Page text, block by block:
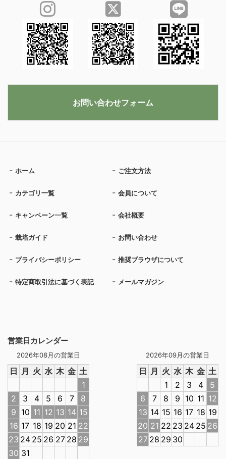
営業日カレンダー
2026年08月の営業日
日 月 火 水 木 金 土
1
2
3 4 5 6 7
8
9 10 11 12 13 14 15
16 17 18 19 20 21 22
23 24 25 26 27 28 29
30 31
2026年09月の営業日
日 月 火 水 木 金 土
1
2 3 4
5
6
7 8 9 10 11 12
13 14 15 16 17 18 19
20 21 22 23 24 25 26
27 28 29 30
ホーム ご注文方法
カテゴリ一覧 会員について
キャンペーン一覧 会社概要
栽培ガイド お問い合わせ
プライバシーポリシー 推奨ブラウザについて
特定商取引法に基づく表記 メールマガジン
お問い合わせフォーム